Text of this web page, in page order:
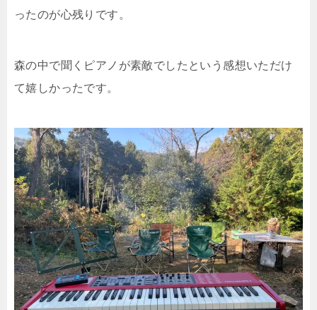
ったのが心残りです。
森の中で聞くピアノが素敵でしたという感想いただけ
て嬉しかったです。